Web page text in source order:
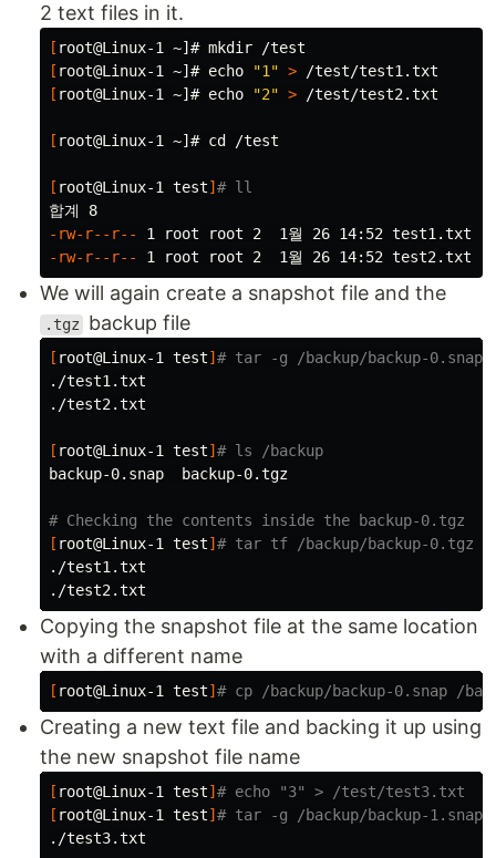
2 text files in it.
[ root@Linux-1 ~]# mkdir
[ root@Linux-1 ~]# echo "1" >
[ root@Linux-1 ~]# echo "2" > /test/test2.txt
[ root@Linux-1 ~]# cd /test
[ root@Linux-1 test] # ll
-rw-r--r--
-rw-r--r--
We will again create a snapshot file and the
.tgz backup file
[ root@Linux-1 test] # tar -g /backup/backup-
./test1.txt
./test2.txt
[ root@Linux-1 test] # ls /backup
backup-0.snap  backup-0.tgz
# Checking the contents inside the backup-0.tgz
[ root@Linux-1 test] # tar tf /backup/backup-0.tgz
./test1.txt
Copying the snapshot file at the same location
with a different name
[ root@Linux-1 test] # cp /backup/backup-0.snap /
Creating a new text file and backing it up using
the new snapshot file name
[ root@Linux-1 test] # echo "3" > /test/test3.txt
[ root@Linux-1 test] # tar -g /backup/backup-
./test3.txt